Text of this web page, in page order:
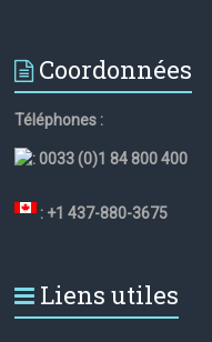
Coordonnées
Téléphones :
:0033 (0)1 84 800 400
: +1 437-880-3675
Liens utiles